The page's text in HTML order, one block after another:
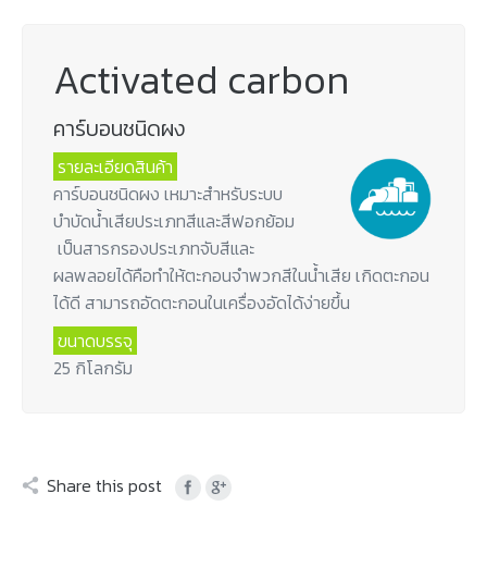
Activated carbon
คาร์บอนชนิดผง
รายละเอียดสินค้า
คาร์บอนชนิดผง เหมาะสำหรับระบบ
บำบัดน้ำเสียประเภทสีและสีฟอกย้อม
เป็นสารกรองประเภทจับสีและ
ผลพลอยได้คือทำให้ตะกอนจำพวกสีในน้ำเสีย เกิดตะกอน
ได้ดี สามารถอัดตะกอนในเครื่องอัดได้ง่ายขึ้น
ขนาดบรรจุ
25 กิโลกรัม
Share this post